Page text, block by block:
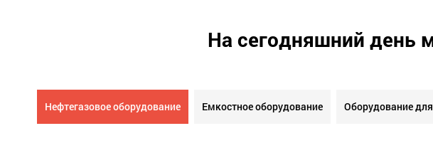
На сегодняшний день
Нефтегазовое оборудование Емкостное оборудование Оборудование